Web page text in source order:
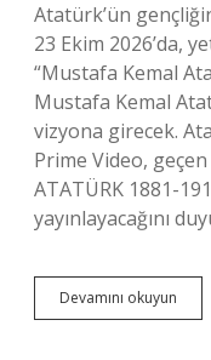
Atatürk’ün
23 Ekim 2026’da,
“Mustafa Kemal
Mustafa Kemal
vizyona girecek.
Prime Video,
ATATÜRK 1881-
yayınlayacağını
Devamını okuyun
Filmi